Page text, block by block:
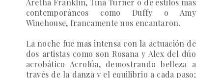
Aretha Franklin, Tina Turner o de estilos más
contemporáneos como Duffy o Amy
Winehouse, francamente nos encantaron.
La noche fue mas intensa con la actuación de
dos artistas como son Rosana y Alex del dúo
acrobático Acrolúa, demostrando belleza a
través de la danza y el equilibrio a cada paso;